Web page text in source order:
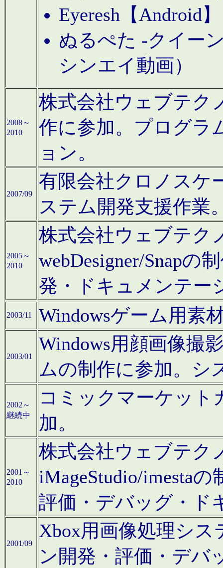
Eyeresh【Android
ぬるぺた -クイー
シンエイ動画）
2008～
2010
株式会社ウェブテク
作に参加。プログラ
ョン。
2007/09
有限会社クロノスケ
ステム開発支援作業
2005～
2010
株式会社ウェブテク
webDesigner/Snapの
発・ドキュメンテー
2003/11 Windowsゲーム用素
2003/01
Windows用顔画像撮
ムの制作に参加。シ
2002～
継続中
コミックマーケット
加。
2001～
2010
株式会社ウェブテク
iMageStudio/imesta
評価・デバッグ・ド
2001/09
Xbox用画像処理シ
ン開発・評価・デバ